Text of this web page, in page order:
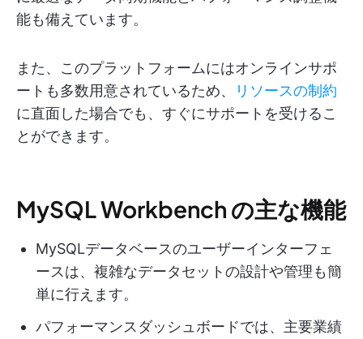
能も備えています。
また、このプラットフォームにはオンラインサポ
ートも多数用意されているため、
リソースの制約
に直面した場合でも、すぐにサポートを受けるこ
とができます。
MySQL Workbench の主な機能
MySQLデータベースのユーザーインターフェ
ースは、複雑なデータセットの設計や管理も簡
単に行えます。
パフォーマンスダッシュボードでは、主要業績